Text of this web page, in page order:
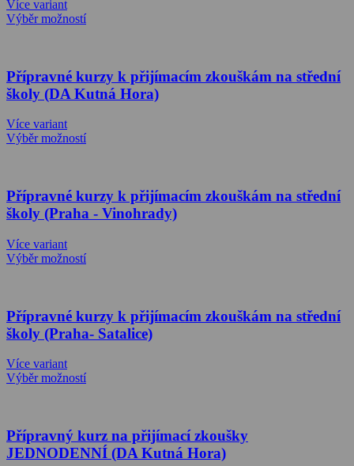
Více variant
Výběr možností
Přípravné kurzy k přijímacím zkouškám na střední
školy (DA Kutná Hora)
Více variant
Výběr možností
Přípravné kurzy k přijímacím zkouškám na střední
školy (Praha - Vinohrady)
Více variant
Výběr možností
Přípravné kurzy k přijímacím zkouškám na střední
školy (Praha- Satalice)
Více variant
Výběr možností
Přípravný kurz na přijímací zkoušky
JEDNODENNÍ (DA Kutná Hora)